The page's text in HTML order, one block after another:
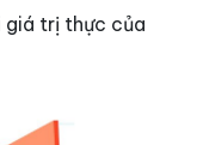
giá trị thực của